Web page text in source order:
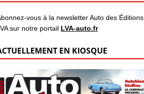
vous à la newsletter Auto des Éditions
sur notre portail LVA-auto.fr
EN KIOSQUE